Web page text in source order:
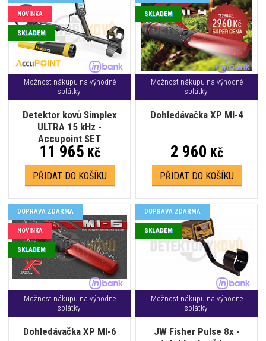
Možnost nákupu na výhodné
splátky!
Detektor kovů Simplex
ULTRA 15 kHz -
Accupoint SET
NOVINKA
SKLADEM
11 965 Kč
PŘIDAT DO KOŠÍKU
Možnost nákupu na výhodné
splátky!
Dohledávačka XP MI-4
SKLADEM
2 960 Kč
PŘIDAT DO KOŠÍKU
Možnost nákupu na výhodné
splátky!
Dohledávačka XP MI-6
DOPRAVA ZDARMA
NOVINKA
SKLADEM
Možnost nákupu na výhodné
splátky!
JW Fisher Pulse 8x -
DOPRAVA ZDARMA
SKLADEM